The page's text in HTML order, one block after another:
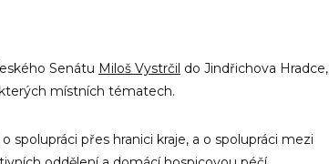
Senátu Miloš Vystrčil do Jindřichova Hradce,
místních tématech.
spolupráci přes hranici kraje, a o spolupráci mezi